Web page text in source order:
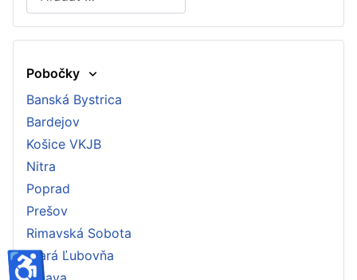
Type 2 or more characters for results.
Pobočky
Banská Bystrica
Bardejov
Košice VKJB
Nitra
Poprad
Prešov
Rimavská Sobota
Stará Ľubovňa